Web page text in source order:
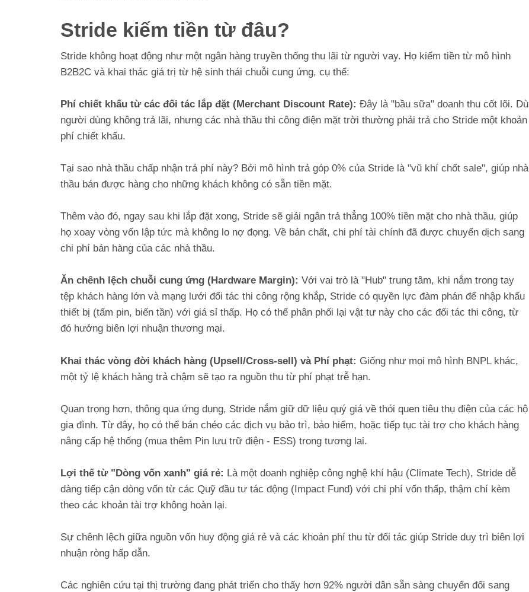
Stride kiếm tiền từ đâu?
Stride không hoạt động như một ngân hàng truyền thống thu lãi từ người vay. Họ kiếm tiền từ mô hình
B2B2C và khai thác giá trị từ hệ sinh thái chuỗi cung ứng, cụ thể:
Phí chiết khấu từ các đối tác lắp đặt (Merchant Discount Rate): Đây là "bầu sữa" doanh thu cốt lõi. Dù
người dùng không trả lãi, nhưng các nhà thầu thi công điện mặt trời thường phải trả cho Stride một khoản
phí chiết khấu.
Tại sao nhà thầu chấp nhận trả phí này? Bởi mô hình trả góp 0% của Stride là "vũ khí chốt sale", giúp nhà
thầu bán được hàng cho những khách không có sẵn tiền mặt.
Thêm vào đó, ngay sau khi lắp đặt xong, Stride sẽ giải ngân trả thẳng 100% tiền mặt cho nhà thầu, giúp
họ xoay vòng vốn lập tức mà không lo nợ đọng. Về bản chất, chi phí tài chính đã được chuyển dịch sang
chi phí bán hàng của các nhà thầu.
Ăn chênh lệch chuỗi cung ứng (Hardware Margin): Với vai trò là "Hub" trung tâm, khi nắm trong tay
tệp khách hàng lớn và mạng lưới đối tác thi công rộng khắp, Stride có quyền lực đàm phán để nhập khẩu
thiết bị (tấm pin, biến tần) với giá sỉ thấp. Họ có thể phân phối lại vật tư này cho các đối tác thi công, từ
đó hưởng biên lợi nhuận thương mại.
Khai thác vòng đời khách hàng (Upsell/Cross-sell) và Phí phạt: Giống như mọi mô hình BNPL khác,
một tỷ lệ khách hàng trả chậm sẽ tạo ra nguồn thu từ phí phạt trễ hạn.
Quan trọng hơn, thông qua ứng dụng, Stride nắm giữ dữ liệu quý giá về thói quen tiêu thụ điện của các hộ
gia đình. Từ đây, họ có thể bán chéo các dịch vụ bảo trì, bảo hiểm, hoặc tiếp tục tài trợ cho khách hàng
nâng cấp hệ thống (mua thêm Pin lưu trữ điện - ESS) trong tương lai.
Lợi thế từ "Dòng vốn xanh" giá rẻ: Là một doanh nghiệp công nghệ khí hậu (Climate Tech), Stride dễ
dàng tiếp cận dòng vốn từ các Quỹ đầu tư tác động (Impact Fund) với chi phí vốn thấp, thậm chí kèm
theo các khoản tài trợ không hoàn lại.
Sự chênh lệch giữa nguồn vốn huy động giá rẻ và các khoản phí thu từ đối tác giúp Stride duy trì biên lợi
nhuận ròng hấp dẫn.
Các nghiên cứu tại thị trường đang phát triển cho thấy hơn 92% người dân sẵn sàng chuyển đổi sang